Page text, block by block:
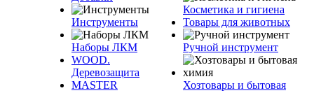
Инструменты
Наборы ЛКМ
WOOD.
Деревозащита
MASTER
Косметика и гигиена
Товары для животных
Ручной инструмент
Хозтовары и бытовая